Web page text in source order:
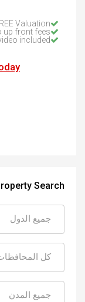
Valuation
up front fees
included
Search
جميع الدول
كل
جميع المدن